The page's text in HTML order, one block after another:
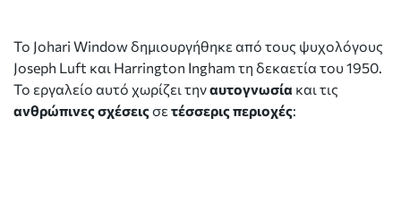
Το Johari Window δημιουργήθηκε από τους ψυχολόγους
Joseph Luft και Harrington Ingham τη δεκαετία του 1950.
Το εργαλείο αυτό χωρίζει τηναυτογνωσία και τις
ανθρώπινες σχέσειςσε τέσσερις περιοχές: